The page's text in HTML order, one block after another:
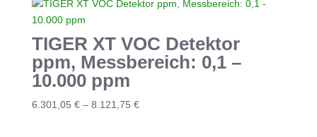
TIGER XT VOC Detektor
ppm, Messbereich: 0,1 –
10.000 ppm
6.301,05 €– 8.121,75 €Dieses